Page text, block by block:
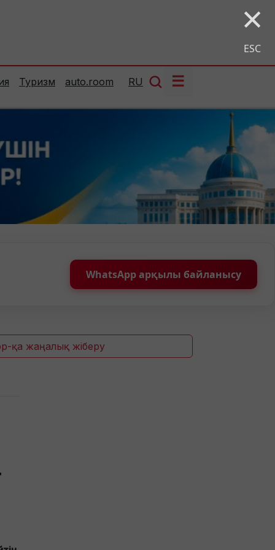
×
ESC
Туризм auto.room RU ☰
WhatsApp арқылы байланысу
қа жаңалық жіберу